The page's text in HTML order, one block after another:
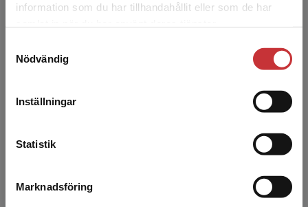
information som du har tillhandahållit eller som de har
Nödvändig
Inställningar
Statistik
Marknadsföring
Det verkar som att du besöker
studentlitteratur.se via en enhet utanför Sverige.
Vi erbjuder inte leveranser utanför Sverige. För
att kunna slutföra ett köp måste
Åsa Lindberg-Sand är docent i
utbildningsvetenskap vid Lunds universitet där
kurser och forskarhandledark...